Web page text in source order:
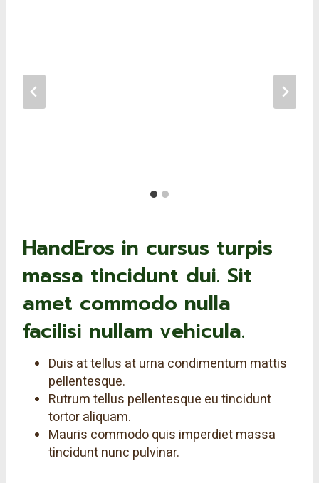
HandEros in cursus turpis
massa tincidunt dui. Sit
amet commodo nulla
facilisi nullam vehicula.
Duis at tellus at urna condimentum mattis
pellentesque.
Rutrum tellus pellentesque eu tincidunt
tortor aliquam.
Mauris commodo quis imperdiet massa
tincidunt nunc pulvinar.